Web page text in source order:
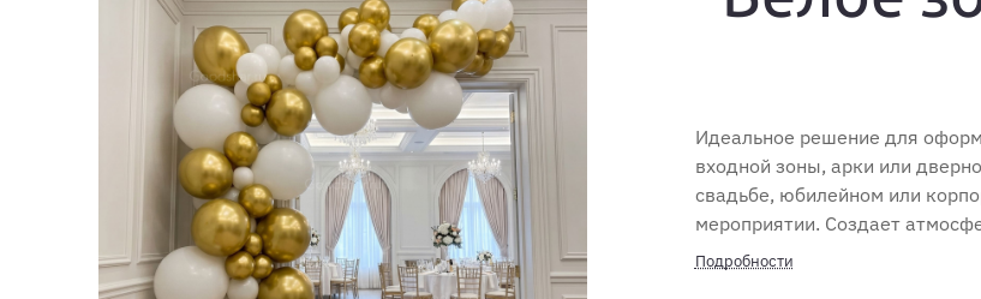
Идеальное решение для
входной зоны, арки или
свадьбе, юбилейном или
мероприятии. Создает
с первого взгляда.
Подробности